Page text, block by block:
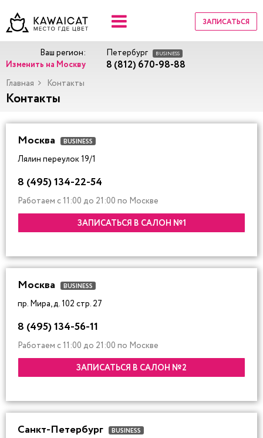
ЗАПИСАТЬСЯ
Ваш регион:
Изменить на Москву
Петербург BUSINESS
8 (812) 670-98-88
Главная Контакты
Контакты
Москва BUSINESS
Лялин переулок 19/1
8 (495) 134-22-54
Работаем с 11:00 до 21:00 по Москве
ЗАПИСАТЬСЯ В САЛОН №1
Москва BUSINESS
пр. Мира, д. 102 стр. 27
8 (495) 134-56-11
Работаем с 11:00 до 21:00 по Москве
ЗАПИСАТЬСЯ В САЛОН №2
Санкт-Петербург BUSINESS